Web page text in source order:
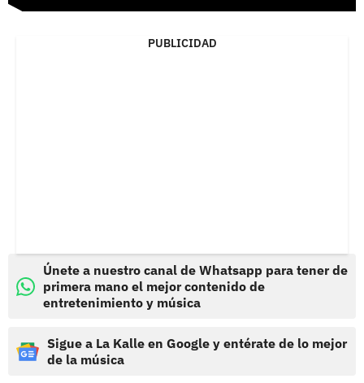
PUBLICIDAD
Únete a nuestro canal de Whatsapp para tener de
primera mano el mejor contenido de
entretenimiento y música
Sigue a La Kalle en Google y entérate de lo mejor
de la música